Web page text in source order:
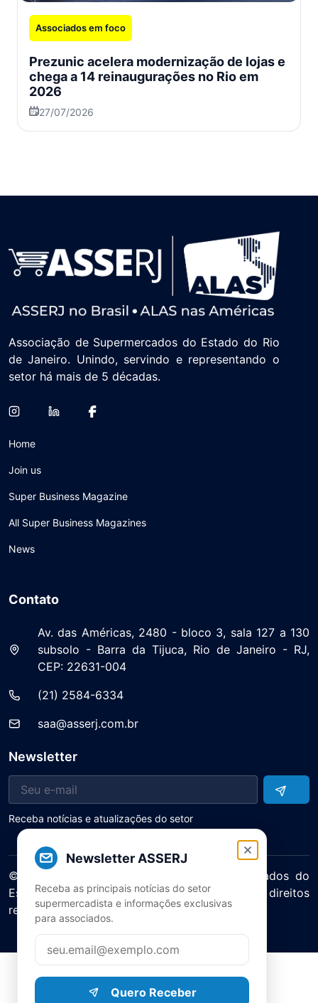
Associados em foco
Prezunic acelera modernização de lojas e
chega a 14 reinaugurações no Rio em
2026
27/07/2026
Newsletter ASSERJ
Receba as principais notícias do setor
supermercadista e informações exclusivas
para associados.
Quero Receber
Associação de Supermercados do Estado do Rio
de Janeiro. Unindo, servindo e representando o
setor há mais de 5 décadas.
Home
Join us
Super Business Magazine
All Super Business Magazines
News
Contato
Av. das Américas, 2480 - bloco 3, sala 127 a 130
subsolo - Barra da Tijuca, Rio de Janeiro - RJ,
CEP: 22631-004
(21) 2584-6334
saa@asserj.com.br
Newsletter
Receba notícias e atualizações do setor
© 2025 ASERJ – Associação de Supermercados do
Estado do Rio de Janeiro. Todos os direitos
reservados.